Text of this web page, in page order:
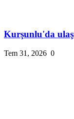
Kurşunlu'da
Tem 31, 2026 0